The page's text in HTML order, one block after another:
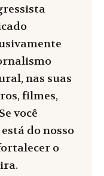
nas suas
filmes,
você
do nosso
o